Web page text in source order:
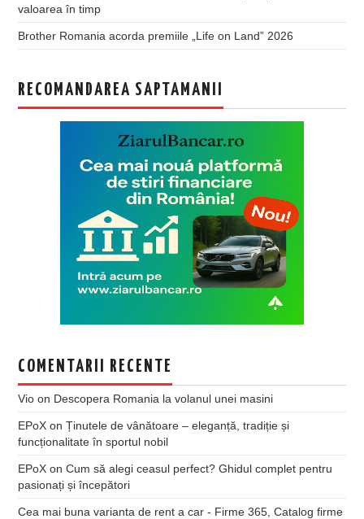
valoarea în timp
Brother Romania acorda premiile „Life on Land” 2026
RECOMANDAREA SAPTAMANII
COMENTARII RECENTE
Vio on Descopera Romania la volanul unei masini
EPoX onȚinutele de vânătoare – eleganță, tradiție și
funcționalitate în sportul nobil
EPoX onCum să alegi ceasul perfect? Ghidul complet pentru
pasionați și începători
Cea mai buna varianta de rent a car - Firme 365, Catalog firme